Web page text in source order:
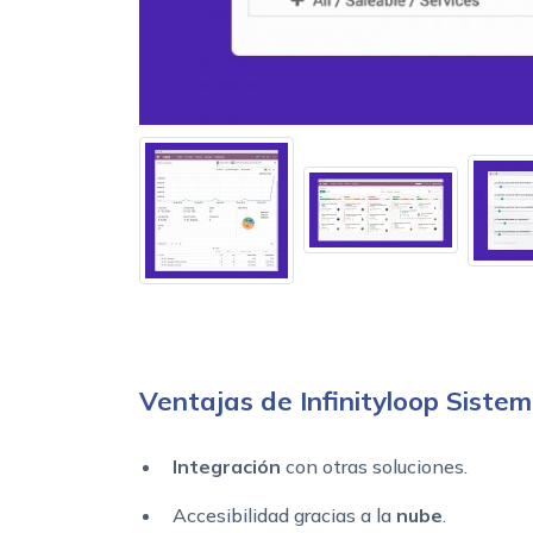
Ventajas de Infinityloop
Integración con otras soluciones.
Accesibilidad gracias a la nube